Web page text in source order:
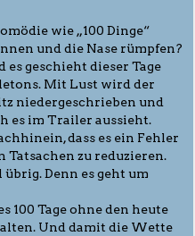
wie „100 Dinge“
und die Nase rümpfen?
es geschieht dieser Tage
Mit Lust wird der
niedergeschrieben und
es im Trailer aussieht.
dass es ein Fehler
Tatsachen zu reduzieren.
Denn es geht um
100 Tage ohne den heute
Und damit die Wette